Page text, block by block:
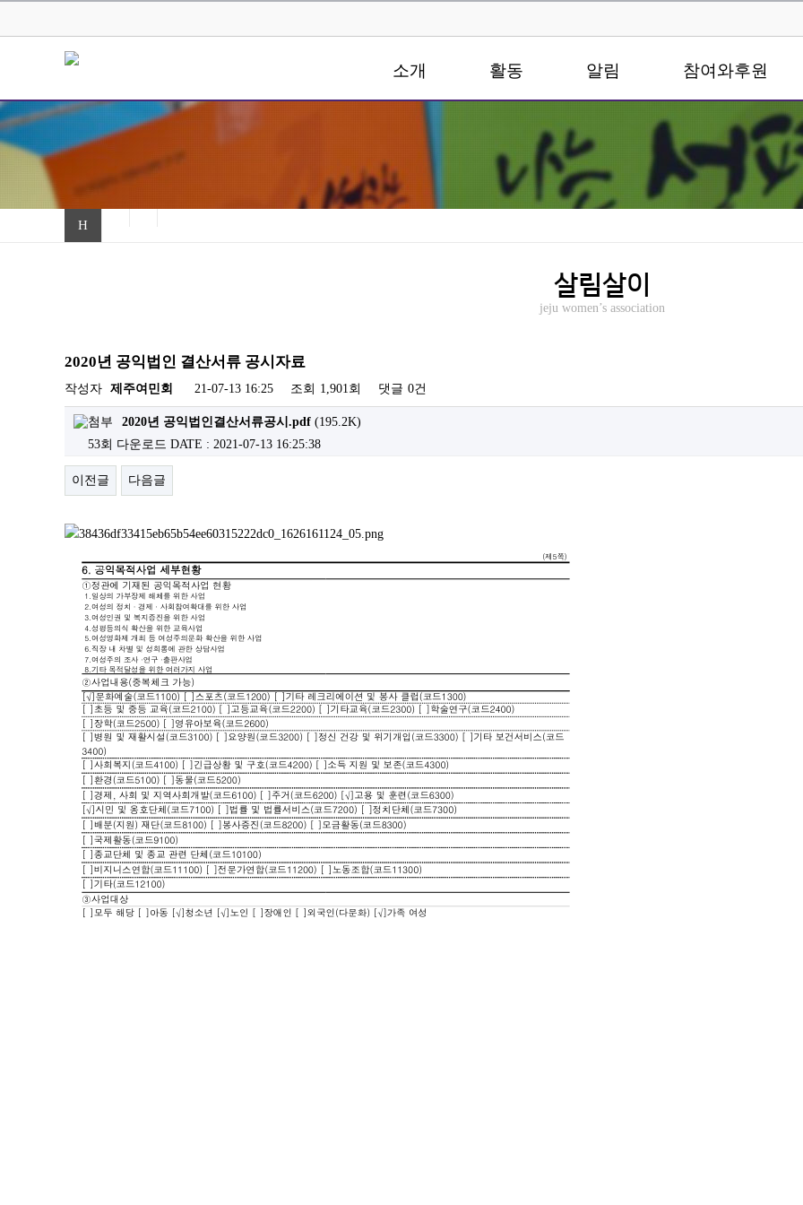
소개 활동 알림 참여와후원
H
살림살이
jeju women’s association
2020년 공익법인 결산서류 공시자료
작성자 제주여민회 21-07-13 16:25 조회 1,901회 댓글 0건
2020년 공익법인결산서류공시.pdf (195.2K)
53회 다운로드 DATE : 2021-07-13 16:25:38
이전글 다음글